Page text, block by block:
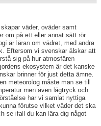
väder, oväder samt
om på ett eller annat sätt rör
är läran om vädret, med andra
Eftersom vi svenskar älskar att
sig på hur atmosfären
ekosystem är det kanske
brinner för just detta ämne.
meteorolog måste man se till
men även lågtryck och
har vi samlat nyttiga
förutse vilket väder det ska
se ifall du kan lära dig något